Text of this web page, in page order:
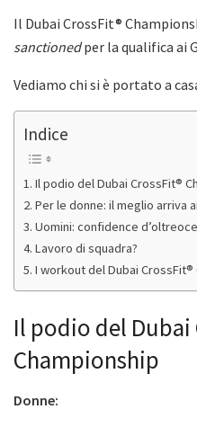
Il Dubai CrossFit®
sanctionedper la qualifica ai
Vediamo chi si è portato a
Indice
Il podio del Dubai CrossFit®
Per le donne: il meglio arriva
Uomini: confidence
Lavoro di squadra?
I workout del Dubai CrossFit®
Il podio del Dubai
Championship
Donne: